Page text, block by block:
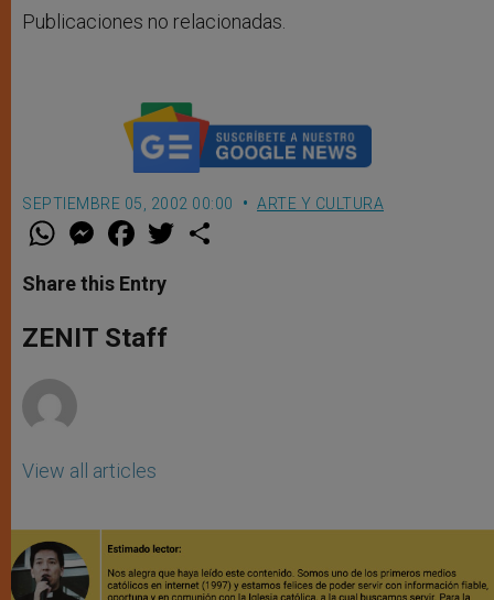
Publicaciones no relacionadas.
SEPTIEMBRE 05, 2002 00:00 ARTE Y CULTURA
W
t
s
p
p
M
e
s
e
g
e
F
a
e
b
o
k
w
Share this Entry
ZENIT Staff
View all articles